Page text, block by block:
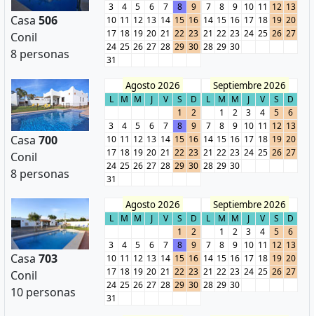
Casa 506
Conil
8 personas
3
4 5 6 7 8
9
10 11 12 13 14 15 16
17 18 19 20 21 22 23
24 25 26 27 28 29 30
31
7
8 9 10 11 12 13
14 15 16 17 18 19 20
21 22 23 24 25 26 27
28 29 30
Casa 700
Conil
8 personas
Agosto 2026
L M M J V S
D
1
2
3
4 5 6 7 8
9
10 11 12 13 14 15 16
17 18 19 20 21 22 23
24 25 26 27 28 29 30
31
Septiembre 2026
L M M J V S
D
1
2 3 4 5
6
7
8 9 10 11 12 13
14 15 16 17 18 19 20
21 22 23 24 25 26 27
28 29 30
Casa 703
Conil
10 personas
Agosto 2026
L M M J V S
D
1
2
3
4 5 6 7 8
9
10 11 12 13 14 15 16
17 18 19 20 21 22 23
24 25 26 27 28 29 30
31
Septiembre 2026
L M M J V S
D
1
2 3 4 5
6
7
8 9 10 11 12 13
14 15 16 17 18 19 20
21 22 23 24 25 26 27
28 29 30